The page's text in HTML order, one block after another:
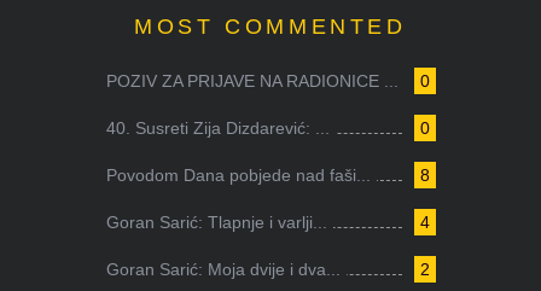
MOST COMMENTED
0
POZIV ZA PRIJAVE NA RADIONICE ...
0
40. Susreti Zija Dizdarević: ...
8
Povodom Dana pobjede nad faši...
4
Goran Sarić: Tlapnje i varlji...
2
Goran Sarić: Moja dvije i dva...